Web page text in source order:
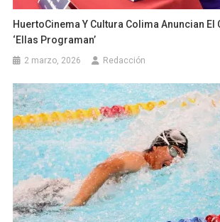
HuertoCinema Y Cultura Colima Anuncian El
‘Ellas Programan’
2 marzo, 2026 Redacción